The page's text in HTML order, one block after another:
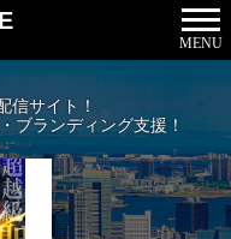
MENU
信サイト！
ブランディング支援！